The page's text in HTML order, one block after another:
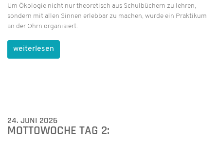
Um Ökologie nicht nur theoretisch aus Schulbüchern zu lehren,
sondern mit allen Sinnen erlebbar zu machen, wurde ein Praktikum
an der Ohrn organisiert.
weiterlesen
24. JUNI 2026
MOTTOWOCHE TAG 2: